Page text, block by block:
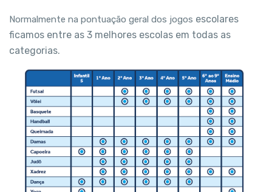
Normalmente na pontuação geral dos jogos escolares
ficamos entre as 3 melhores escolas em todas as
categorias.